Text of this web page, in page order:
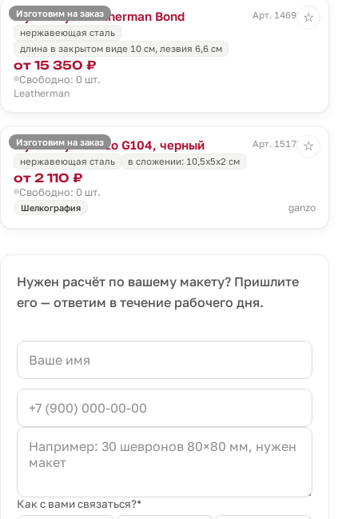
Изготовим на заказ
Мультитул Leatherman Bond
Арт. 14699.10
нержавеющая сталь
длина в закрытом виде 10 см, лезвия 6,6 см
от 15 350 ₽
Свободно: 0 шт.
Leatherman
☆
Изготовим на заказ
Мультитул Ganzo G104, черный
Арт. 15172.30
нержавеющая сталь
в сложении: 10,5х5х2 см
от 2 110 ₽
Свободно: 0 шт.
Шелкография ganzo
☆
Нужен расчёт по вашему макету? Пришлите
его — ответим в течение рабочего дня.
Как с вами связаться?*